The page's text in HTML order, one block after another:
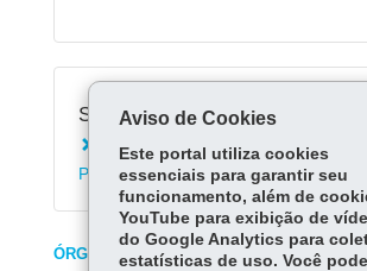
Serviços Relacionados:
Instalar o aplicativo Escola Paraná
Pais
ÓRGÃO RESPONSÁVEL
Aviso de Cookies
Este portal utiliza cookies
essenciais para garantir seu
funcionamento, além de
YouTube para exibição de
do Google Analytics para
estatísticas de uso. Você pode